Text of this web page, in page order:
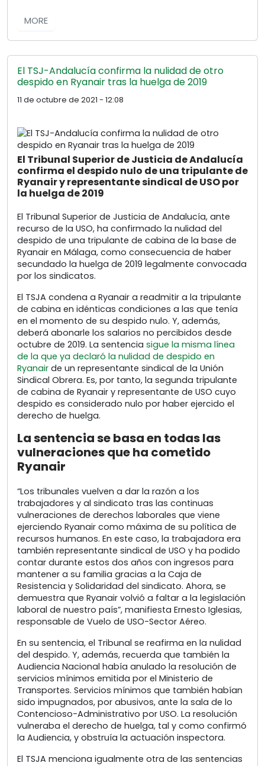
MORE
El TSJ-Andalucía confirma la nulidad de otro
despido en Ryanair tras la huelga de 2019
11 de octubre de 2021 - 12:08
El Tribunal Superior de Justicia de Andalucía
confirma el despido nulo de una tripulante de
Ryanair y representante sindical de USO por
la huelga de 2019
El Tribunal Superior de Justicia de Andalucía, ante
recurso de la USO, ha confirmado la nulidad del
despido de una tripulante de cabina de la base de
Ryanair en Málaga, como consecuencia de haber
secundado la huelga de 2019 legalmente convocada
por los sindicatos.
El TSJA condena a Ryanair a readmitir a la tripulante
de cabina en idénticas condiciones a las que tenía
en el momento de su despido nulo. Y, además,
deberá abonarle los salarios no percibidos desde
octubre de 2019. La sentencia sigue la misma línea
de la que ya declaró la nulidad de despido en
Ryanair de un representante sindical de la Unión
Sindical Obrera. Es, por tanto, la segunda tripulante
de cabina de Ryanair y representante de USO cuyo
despido es considerado nulo por haber ejercido el
derecho de huelga.
La sentencia se basa en todas las
vulneraciones que ha cometido
Ryanair
“Los tribunales vuelven a dar la razón a los
trabajadores y al sindicato tras las continuas
vulneraciones de derechos laborales que viene
ejerciendo Ryanair como máxima de su política de
recursos humanos. En este caso, la trabajadora era
también representante sindical de USO y ha podido
contar durante estos dos años con ingresos para
mantener a su familia gracias a la Caja de
Resistencia y Solidaridad del sindicato. Ahora, se
demuestra que Ryanair volvió a faltar a la legislación
laboral de nuestro país”, manifiesta Ernesto Iglesias,
responsable de Vuelo de USO-Sector Aéreo.
En su sentencia, el Tribunal se reafirma en la nulidad
del despido. Y, además, recuerda que también la
Audiencia Nacional había anulado la resolución de
servicios mínimos emitida por el Ministerio de
Transportes. Servicios mínimos que también habían
sido impugnados, por abusivos, ante la sala de lo
Contencioso-Administrativo por USO. La resolución
vulneraba el derecho de huelga, tal y como confirmó
la Audiencia, y obstruía la actuación inspectora.
El TSJA menciona igualmente otra de las sentencias